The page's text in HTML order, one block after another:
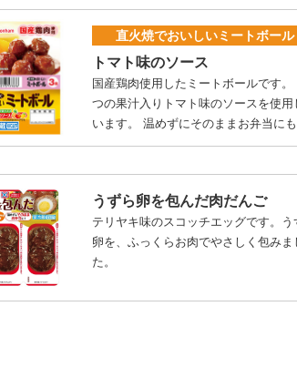
直火焼でおいしいミートボール
トマト味のソース
国産鶏肉使用したミートボールです。
つの果汁入りトマト味のソースを使用
います。 温めずにそのままお弁当にも
うずら卵を包んだ肉だんご
テリヤキ味のスコッチエッグです。う
卵を、ふっくらお肉でやさしく包みま
た。